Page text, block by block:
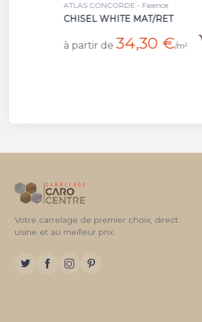
ATLAS CONCORDE - Faience
CHISEL WHITE MAT/RET
à partir de 34,30 €/m²
Votre carrelage de premier choix, direct
usine et au meilleur prix.